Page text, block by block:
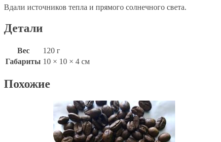
Вдали источников тепла и прямого солнечного света.
Детали
Вес
120 г
Габариты 10 × 10 × 4 см
Похожие